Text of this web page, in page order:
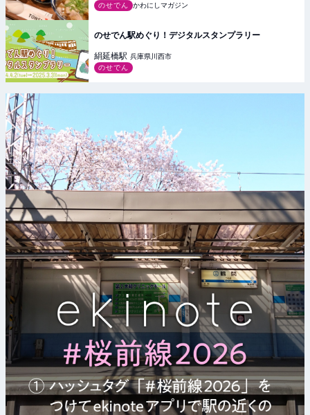
のせでん
かわにしマガジン
のせでん駅めぐり！デジタルスタンプラリー
絹延橋駅 兵庫県川西市
のせでん